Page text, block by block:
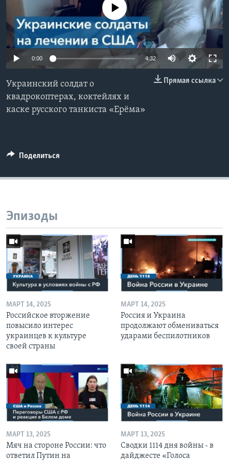
Learning English
СОЦИАЛЬНЫЕ СЕТИ
Языки
No media source currently available
0:00 4:32
Прямая ссылка
Украинский солдат о
квадрокоптерах, коктейлях и
каске русского танкиста «Ерёма»
Поделиться
Эпизоды
МАРТ 14, 2025
Российское вторжение
повысило интерес
украинцев к культуре
своей страны
МАРТ 14, 2025
Россия и Украина
продолжают обмениваться
ударами беспилотников
МАРТ 13, 2025
Мяч на стороне России: что
ответил Путин на
МАРТ 13, 2025
Сводки 1114 дня войны - в
дайджесте «Голоса